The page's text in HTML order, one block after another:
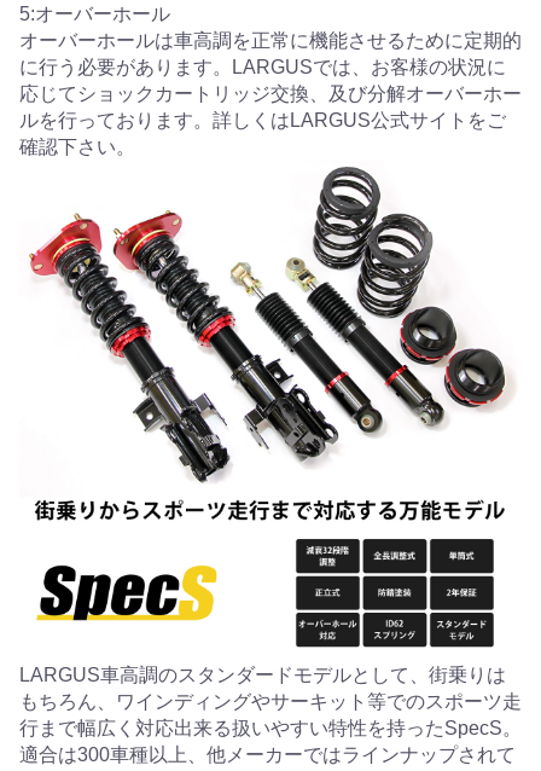
5:オーバーホール
オーバーホールは車高調を正常に機能させるために定期的
に行う必要があります。LARGUSでは、お客様の状況に
応じてショックカートリッジ交換、及び分解オーバーホー
ルを行っております。詳しくはLARGUS公式サイトをご
確認下さい。
LARGUS車高調のスタンダードモデルとして、街乗りは
もちろん、ワインディングやサーキット等でのスポーツ走
行まで幅広く対応出来る扱いやすい特性を持ったSpecS。
適合は300車種以上、他メーカーではラインナップされて